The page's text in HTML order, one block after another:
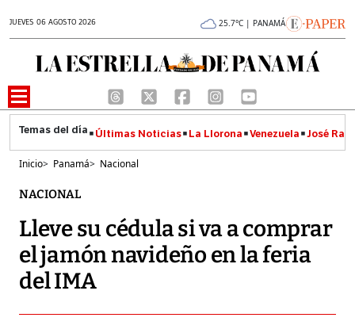
JUEVES 06 AGOSTO 2026 25.7°C | PANAMÁ
Últimas Noticias La Llorona Venezuela José
Inicio> Panamá> Nacional
NACIONAL
Lleve su cédula si va a comprar
el jamón navideño en la feria
del IMA